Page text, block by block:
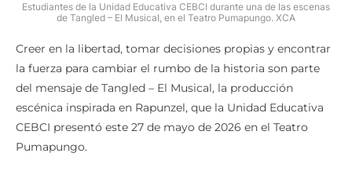
Estudiantes de la Unidad Educativa CEBCI durante una de las escenas
de Tangled – El Musical, en el Teatro Pumapungo. XCA
Creer en la libertad, tomar decisiones propias y encontrar
la fuerza para cambiar el rumbo de la historia son parte
del mensaje de Tangled – El Musical, la producción
escénica inspirada en Rapunzel, que la Unidad Educativa
CEBCI presentó este 27 de mayo de 2026 en el Teatro
Pumapungo.